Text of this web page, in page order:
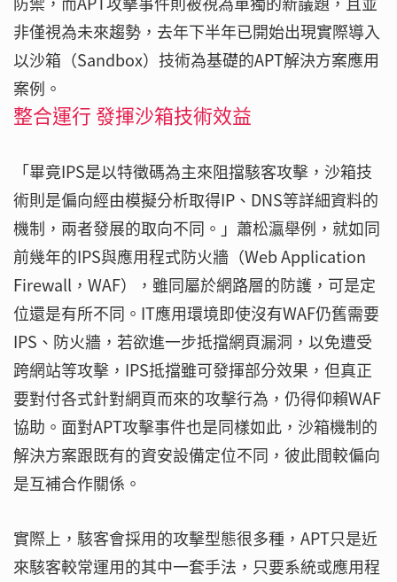
非僅視為未來趨勢，去年下半年已開始出現實際導入
以沙箱（Sandbox）技術為基礎的APT解決方案應用
案例。
整合運行 發揮沙箱技術效益
「畢竟IPS是以特徵碼為主來阻擋駭客攻擊，沙箱技
術則是偏向經由模擬分析取得IP、DNS等詳細資料的
機制，兩者發展的取向不同。」蕭松瀛舉例，就如同
前幾年的IPS與應用程式防火牆（Web Application
Firewall，WAF），雖同屬於網路層的防護，可是定
位還是有所不同。IT應用環境即使沒有WAF仍舊需要
IPS、防火牆，若欲進一步抵擋網頁漏洞，以免遭受
跨網站等攻擊，IPS抵擋雖可發揮部分效果，但真正
要對付各式針對網頁而來的攻擊行為，仍得仰賴WAF
協助。面對APT攻擊事件也是同樣如此，沙箱機制的
解決方案跟既有的資安設備定位不同，彼此間較偏向
是互補合作關係。
實際上，駭客會採用的攻擊型態很多種，APT只是近
來駭客較常運用的其中一套手法，只要系統或應用程